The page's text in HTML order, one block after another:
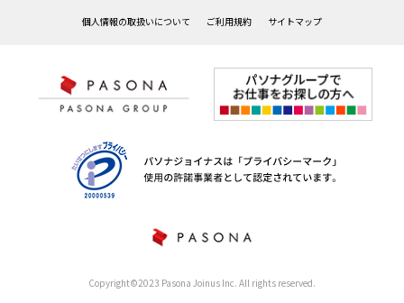
個人情報の取扱いについて ご利用規約 サイトマップ
Copyright©2023 Pasona Joinus Inc. All rights reserved.